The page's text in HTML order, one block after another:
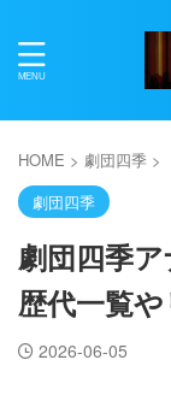
HOME > 劇団四季 >
劇団四季
劇団四季
歴代一覧
2026-06-05